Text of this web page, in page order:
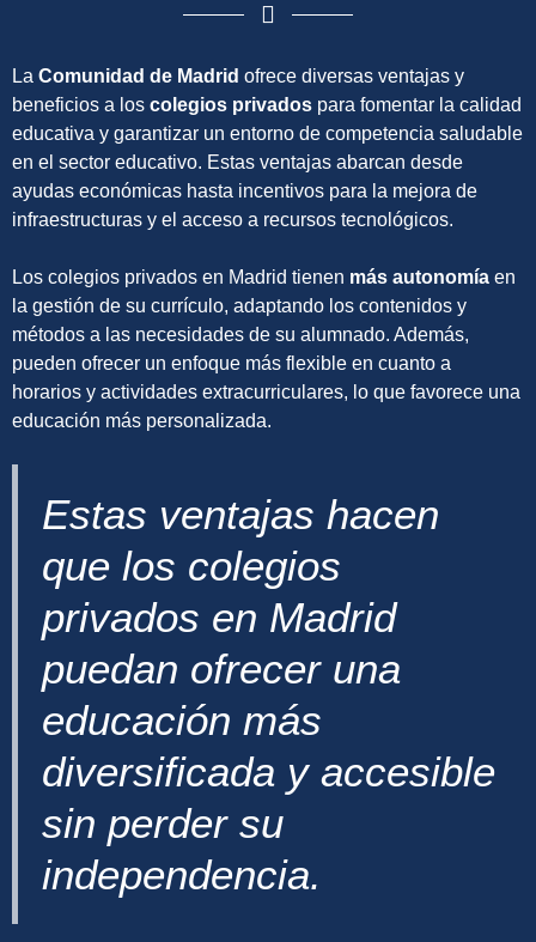
La Comunidad de Madrid ofrece diversas ventajas y
beneficios a los colegios privados para fomentar la calidad
educativa y garantizar un entorno de competencia saludable
en el sector educativo. Estas ventajas abarcan desde
ayudas económicas hasta incentivos para la mejora de
infraestructuras y el acceso a recursos tecnológicos.
Los colegios privados en Madrid tienen más autonomía en
la gestión de su currículo, adaptando los contenidos y
métodos a las necesidades de su alumnado. Además,
pueden ofrecer un enfoque más flexible en cuanto a
horarios y actividades extracurriculares, lo que favorece una
educación más personalizada.
Estas ventajas hacen
que los colegios
privados en Madrid
puedan ofrecer una
educación más
diversificada y accesible
sin perder su
independencia.